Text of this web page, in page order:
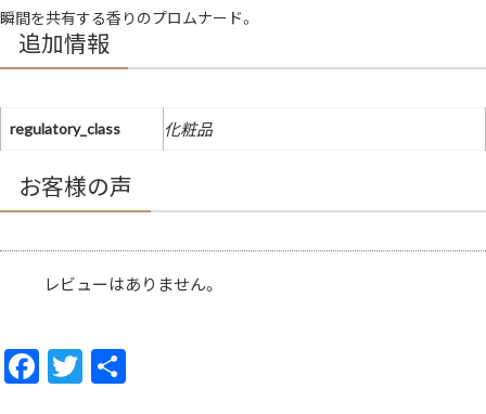
グ
ス
瞬間を共有する香りのプロムナード。
追加情報
regulatory_class 化粧品
お客様の声
レビューはありません。
F
ac
T
w